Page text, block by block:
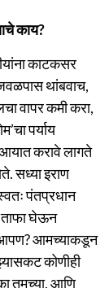
काय?
काटकसर
थांबवाच,
वापर कमी करा,
पर्याय
करावे लागते
सध्या इराण
पंतप्रधान
ताफा घेऊन
आपण? आमच्याकडून
कोणीही
तुमच्या, आणि